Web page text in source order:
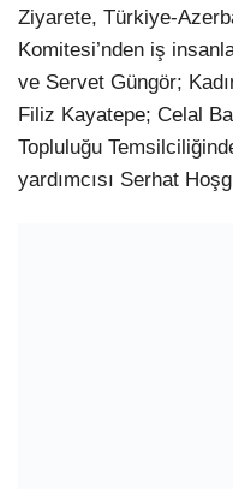
Ziyarete, Türkiye-
Komitesi’nden iş
ve Servet Güngör;
Filiz Kayatepe; Celal
Topluluğu
yardımcısı Serhat